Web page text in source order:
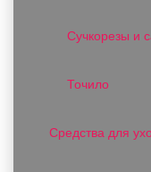
Сучкорезы и
Точило
Средства для